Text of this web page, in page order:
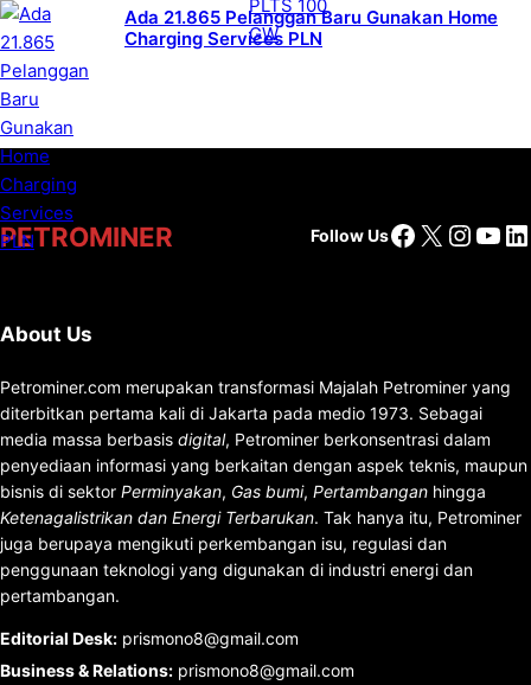
Ada 21.865 Pelanggan Baru Gunakan Home
Charging Services PLN
PETROMINER Follow UsFacebook
X
About Us
Petrominer.com merupakan transformasi Majalah Petrominer yang
diterbitkan pertama kali di Jakarta pada medio 1973. Sebagai
media massa berbasis digital, Petrominer berkonsentrasi dalam
penyediaan informasi yang berkaitan dengan aspek teknis, maupun
bisnis di sektor Perminyakan, Gas bumi, Pertambangan hingga
Ketenagalistrikan dan Energi Terbarukan. Tak hanya itu, Petrominer
juga berupaya mengikuti perkembangan isu, regulasi dan
penggunaan teknologi yang digunakan di industri energi dan
pertambangan.
Editorial Desk: prismono8@gmail.com
Business & Relations: prismono8@gmail.com